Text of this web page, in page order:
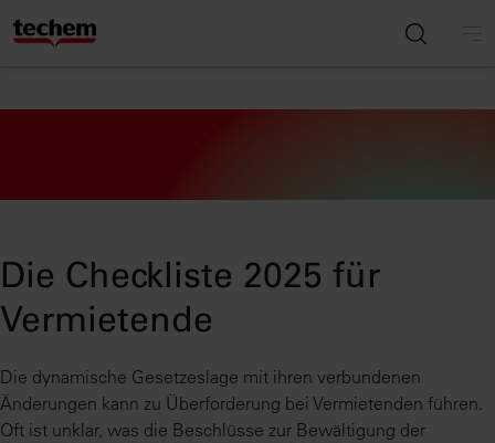
Die Checkliste 2025 für
Vermietende
Die dynamische Gesetzeslage mit ihren verbundenen
Änderungen kann zu Überforderung bei Vermietenden führen.
Oft ist unklar, was die Beschlüsse zur Bewältigung der